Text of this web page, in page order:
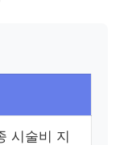
시술비 지